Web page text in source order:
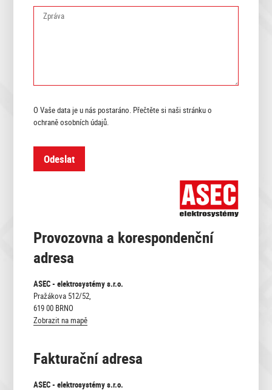
Zpráva
O Vaše data je u nás postaráno. Přečtěte si naši stránku o
ochraně osobních údajů.
Provozovna a korespondenční
adresa
ASEC - elektrosystémy s.r.o.
Pražákova 512/52,
619 00 BRNO
Zobrazit na mapě
Fakturační adresa
ASEC - elektrosystémy s.r.o.